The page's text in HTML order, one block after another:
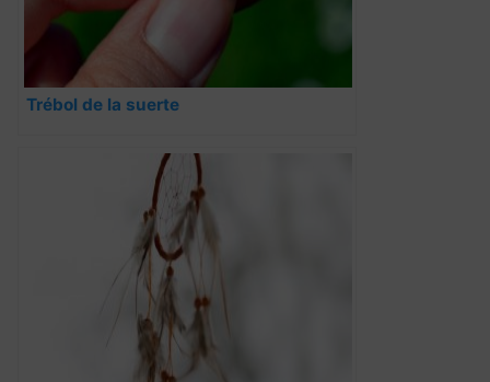
Trébol de la suerte